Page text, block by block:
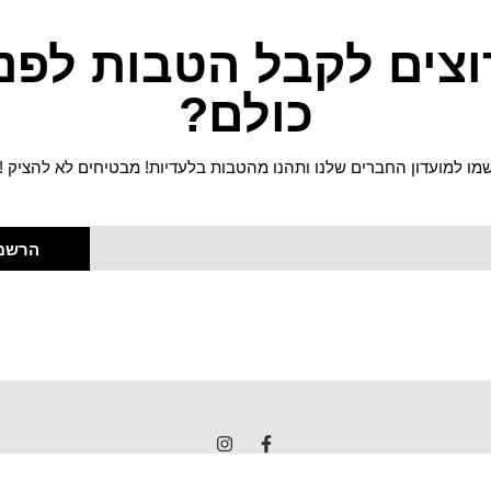
לקבל הטבות
כולם?
למועדון החברים שלנו ותהנו מהטבות בלעדיות! מבטיחים לא להציק !